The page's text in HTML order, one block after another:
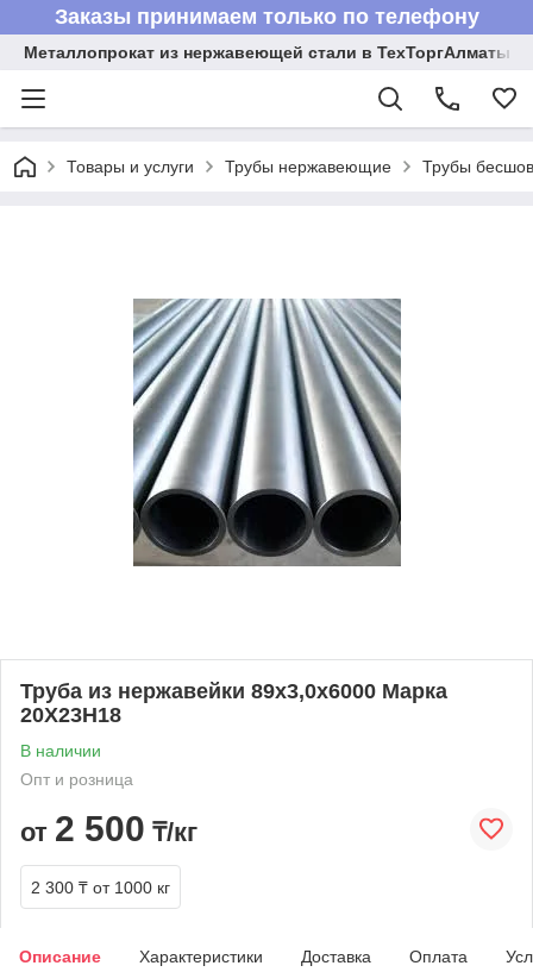
Заказы принимаем только по телефону
Металлопрокат из нержавеющей стали в ТехТоргАлматы
Товары и услуги Трубы нержавеющие Трубы
Труба из нержавейки 89х3,0х6000 Марка
20Х23Н18
В наличии
Опт и розница
от 2 500 ₸/кг
2 300 ₸ от 1000 кг
Описание Характеристики Доставка Оплата